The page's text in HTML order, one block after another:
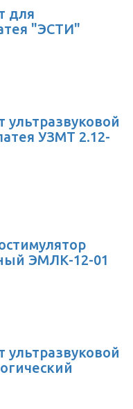
для
"ЭСТИ"
ультразвуковой
УЗМТ 2.12-
ЭМЛК-12-01
ультразвуковой